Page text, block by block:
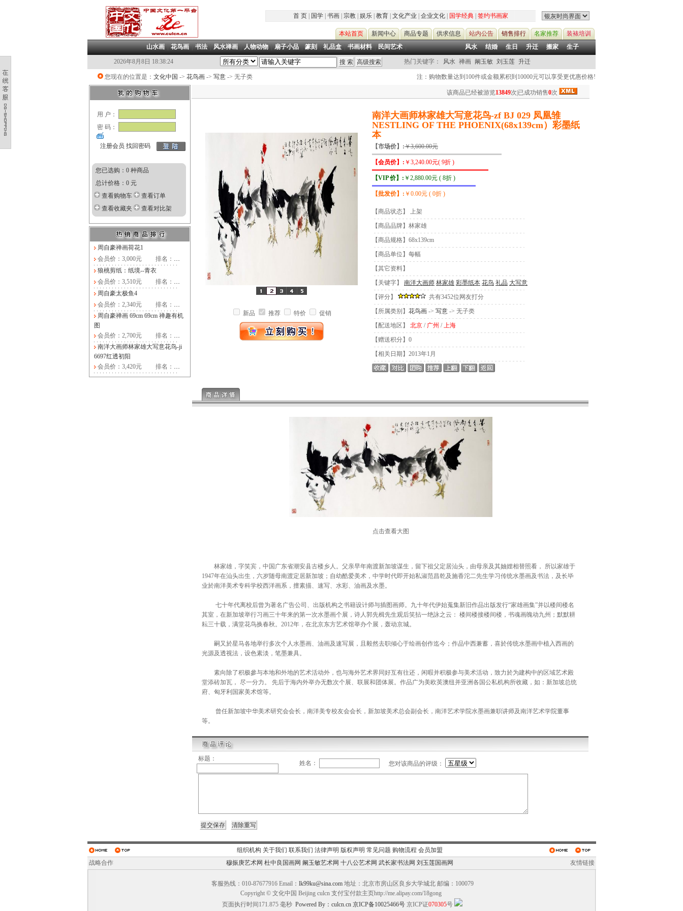
首 页| 国学| 书画| 宗教| 娱乐| 教育| 文化产业 企业文化| 国学经典| 签约书画家
本站首页 新闻中心 商品专题 供求信息 站内公告 销售排行 名家推荐
装裱培训
山水画|花鸟画|书法|风水禅画|人物动物|扇子小品|篆刻 |礼品盒|书画材料|民间艺术| 风水 结婚 生日 升迁 搬家 生子
2026年8月8日 18:38:24 热门关键字： 风水 禅画 阚玉敏 刘玉莲 升迁
您现在的位置是： 文化中国 -> 花鸟画 -> 写意 -> 无子类 注：购物数量达到100件或金额累积到10000元可以享受更优惠价格!
用 户：
密 码：
注册会员 找回密码
您已选购：0 种商品
总计价格：0 元
查看购物车
查看订单
查看收藏夹
查看对比架
周自豪禅画荷花1
会员价：3,000元
排名： …
狼桃剪纸：纸境--青衣
会员价：3,510元
排名： …
周自豪太极鱼4
会员价：2,340元
排名： …
周自豪禅画 69cm 69cm 禅趣有机
图
会员价：2,700元
排名： …
南洋大画师林家雄大写意花鸟-ji
6697红透初阳
会员价：3,420元
排名： …
该商品已经被游览13849次|已成功销售0次
新品 推荐 特价 促销
南洋大画师林家雄大写意花鸟-zf BJ 029 凤凰雏
NESTLING OF THE PHOENIX(68x139cm）彩墨纸
本
【市场价】:￥3,600.00元
【会员价】: ￥3,240.00元( 9折 )
【VIP 价】: ￥2,880.00元 ( 8折 )
【批发价】: ￥0.00元 ( 0折 )
【商品状态】 上架
【商品品牌】林家雄
【商品规格】68x139cm
【商品单位】每幅
【其它资料】
【关键字】 南洋大画师 林家雄 彩墨纸本 花鸟 礼品 大写意
【评分】
共有3452位网友打分
【所属类别】 花鸟画 -> 写意 -> 无子类
【配送地区】 北京 / 广州 /上海
【赠送积分】0
【相关日期】2013年1月
点击查看大图
林家雄，字笑宾，中国广东省潮安县古楼乡人。父亲早年南渡新加坡谋生，留下祖父定居汕头，由母亲及其妯娌相替照看， 所以家雄于
1947年在汕头出生，六岁随母南渡定居新加坡；自幼酷爱美术，中学时代即开始私淑范昌乾及施香沱二先生学习传统水墨画及书法，及长毕
业於南洋美术专科学校西洋画系，擅素描、速写、水彩、油画及水墨。
七十年代离校后曾为著名广告公司、出版机构之书籍设计师与插图画师。九十年代伊始蒐集新旧作品出版发行“家雄画集”并以楼间楼名
其室，在新加坡举行习画三十年来的第一次水墨画个展，诗人郭先楫先生观后笑拈一绝詠之云： 楼间楼接楼间楼，书魂画魄动九州；默默耕
耘三十载，满堂花鸟换春秋。2012年，在北京东方艺术馆举办个展，轰动京城。
嗣又於星马各地举行多次个人水墨画、油画及速写展，且毅然去职倾心于绘画创作迄今；作品中西兼蓄，喜於传统水墨画中植入西画的
光源及透视法，设色素淡，笔墨兼具。
素向除了积极參与本地和外地的艺术活动外，也与海外艺术界同好互有往还，闲暇并积极参与美术活动，致力於为建构中的区域艺术殿
堂添砖加瓦， 尽一分力。 先后于海内外举办无数次个展、联展和团体展。作品广为美欧英澳纽并亚洲各国公私机构所收藏，如：新加坡总统
府、匈牙利国家美术馆等。
曾任新加坡中华美术研究会会长，南洋美专校友会会长，新加坡美术总会副会长，南洋艺术学院水墨画兼职讲师及南洋艺术学院董事
等。
标题：
姓名： 您对该商品的评级：
组织机构 关于我们 联系我们 法律声明 版权声明 常见问题 购物流程 会员加盟
战略合作
穆振庚艺术网 杜中良国画网 阚玉敏艺术网 十八公艺术网 武长家书法网 刘玉莲国画网 友情链接
客服热线：010-87677916 Email： lk99ku@sina.com地址：北京市房山区良乡大学城北 邮编：100079
Copyright © 文化中国 Beijing culcn 支付宝付款主页http://me.alipay.com/18gong
页面执行时间171.875 毫秒 Powered By：culcn.cn 京ICP备10025466号 京ICP证070305号